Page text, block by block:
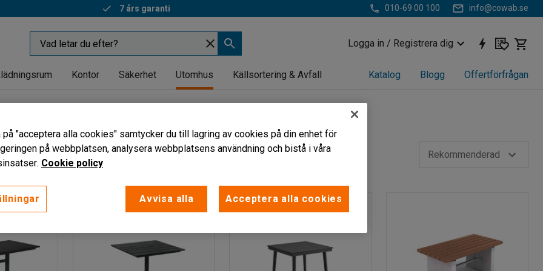
7 års garanti 010-69 00 100 info@cowab.se
Logga in / Registrera dig
Kontor Säkerhet Utomhus Källsortering & Avfall Katalog Blogg Offertförfrågan
Bredd Bordsskiva Färg bordsskiva Visa fler filter Rekommenderad
NYHET
på "acceptera alla cookies" samtycker du till lagring av cookies på din enhet för
på webbplatsen, analysera webbplatsens användning och bistå i våra
Cookie policy
Avvisa alla Acceptera alla cookies